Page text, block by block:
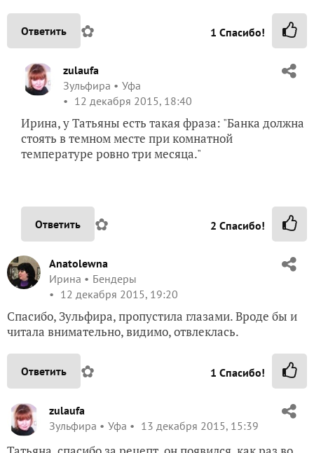
Ответить ✿ 1 Спасибо!
zulaufa
Зульфира
Уфа
12 декабря 2015, 18:40
Ирина, у Татьяны есть такая фраза: "Банка должна
стоять в темном месте при комнатной
температуре ровно три месяца."
Ответить ✿ 2 Спасибо!
Anatolewna
Ирина
Бендеры
12 декабря 2015, 19:20
Спасибо, Зульфира, пропустила глазами. Вроде бы и
читала внимательно, видимо, отвлеклась.
Ответить ✿ 1 Спасибо!
zulaufa
Зульфира
Уфа 13 декабря 2015, 15:39